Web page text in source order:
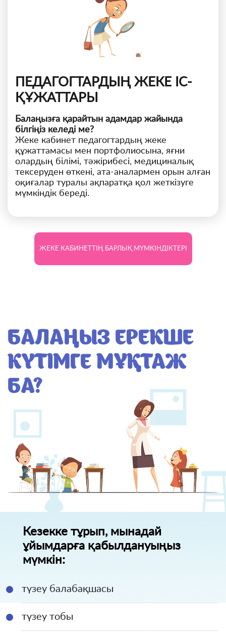
ПЕДАГОГТАРДЫҢ ЖЕКЕ ІС-
ҚҰЖАТТАРЫ
Балаңызға қарайтын адамдар жайында
білгіңіз келеді ме?
Жеке кабинет педагогтардың жеке
құжаттамасы мен портфолиосына, яғни
олардың білімі, тәжірибесі, медициналық
тексеруден өткені, ата-аналармен орын алған
оқиғалар туралы ақпаратқа қол жеткізуге
мүмкіндік береді.
ЖЕКЕ КАБИНЕТТІҢ БАРЛЫҚ МҮМКІНДІКТЕРІ
Кезекке тұрып, мынадай
ұйымдарға қабылдануыңыз
мүмкін:
түзеу балабақшасы
түзеу тобы
БАЛАҢЫЗ ЕРЕКШЕ
КҮТІМГЕ МҰҚТАЖ
БА?